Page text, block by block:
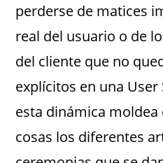
perderse de matices
real del usuario o de
del cliente que no
explícitos en una User
esta dinámica
cosas los diferentes